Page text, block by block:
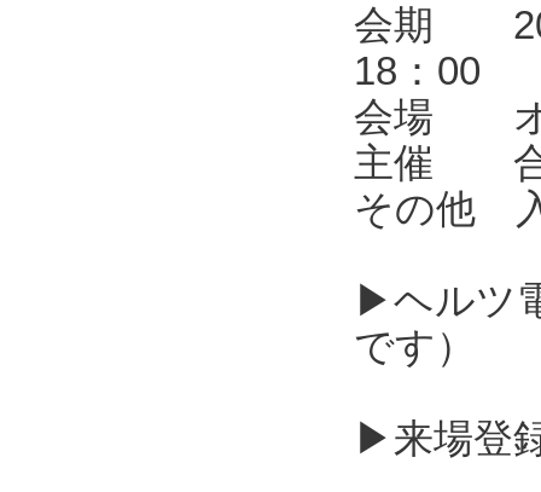
会期
18：00
会場 オ
主催 合
その他
▶ヘルツ
です）
▶来場登